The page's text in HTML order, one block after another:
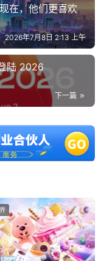
在，他们更喜欢
2026年7月8日 2:13 上午
陆 2026
下一篇